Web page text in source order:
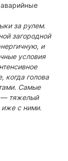
за рулем.
загородной
и
условия
когда голова
Самые
— тяжелый
иже с ними.